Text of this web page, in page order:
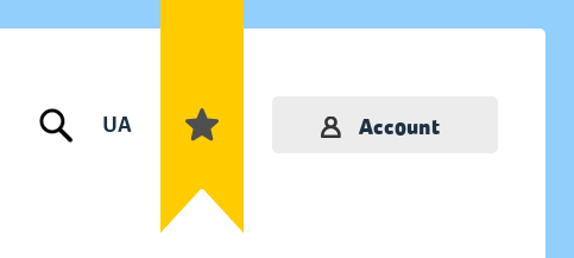
UA Account